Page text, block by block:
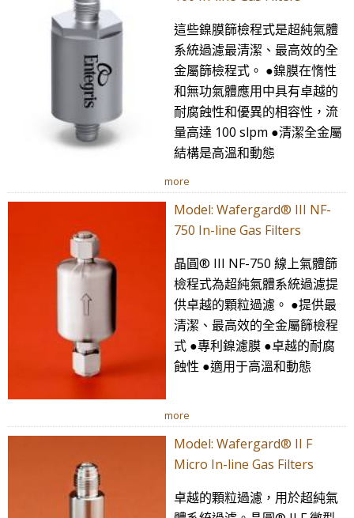
這些鎳膜篩檢程式是超純氣體
系統過濾最清潔、最高效的全
金屬篩檢程式。 ●鎳膜在惰性
和無功氣體應用中具有卓越的
耐腐蝕性和優異的相容性，流
量高達 100 slpm ●清潔全金屬
結構是高溫和動態
more
Model: Wafergard® III NF-
750 In-line Gas Filters
晶圓® III NF-750 線上氣體篩
檢程式為超純氣體系統過濾提
供卓越的顆粒過濾。 ●提供最
清潔、最高效的全金屬篩檢程
式 ●專利鎳濾膜 ●卓越的耐腐
蝕性 ●適用于高溫和動態
more
Model: Wafergard® II F
Micro In-line Gas Filters
卓越的顆粒過濾，用於超純氣